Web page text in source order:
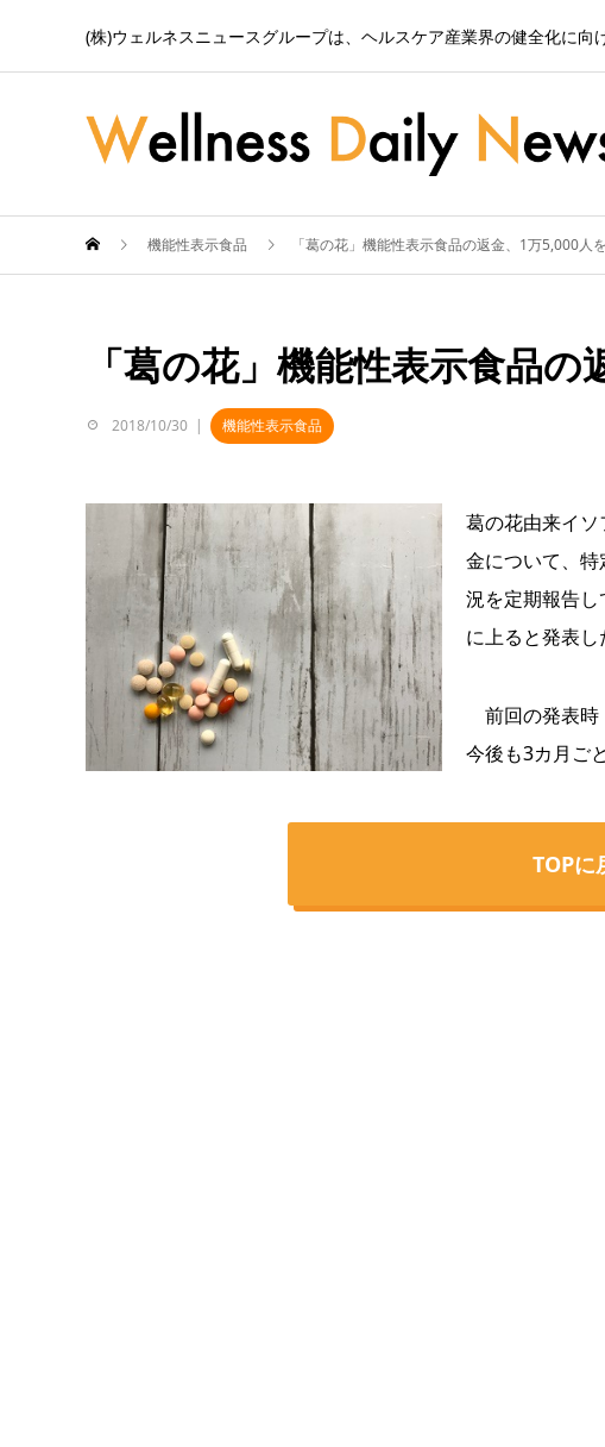
(株)ウェルネスニュースグループは、ヘルスケア産業界の健全化に向
機能性表示食品 「葛の花」機能性表示食品の返金、1万5,000人
「葛の花」機能性表示食品
2018/10/30 機能性表示食品
葛の花由来イ
金について、
況を定期報告
に上ると発表し
前回の発表時
今後も3カ月ご
TOPに